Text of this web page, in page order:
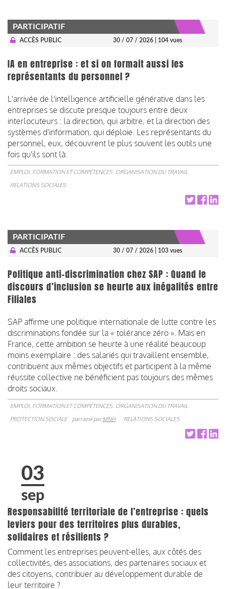
PARTICIPATIF
ACCÈS PUBLIC 30 / 07 / 2026 | 104 vues
IA en entreprise : et si on formait aussi les
représentants du personnel ?
L'arrivée de l'intelligence artificielle générative dans les
entreprises se discute presque toujours entre deux
interlocuteurs : la direction, qui arbitre, et la direction des
systèmes d'information, qui déploie. Les représentants du
personnel, eux, découvrent le plus souvent les outils une
fois qu'ils sont là.
EMPLOI, FORMATION ET COMPÉTENCES ORGANISATION DU TRAVAIL
RELATIONS SOCIALES
PARTICIPATIF
ACCÈS PUBLIC 30 / 07 / 2026 | 103 vues
Politique anti-discrimination chez SAP : Quand le
discours d’inclusion se heurte aux inégalités entre
Filiales
SAP affirme une politique internationale de lutte contre les
discriminations fondée sur la « tolérance zéro ». Mais en
France, cette ambition se heurte à une réalité beaucoup
moins exemplaire : des salariés qui travaillent ensemble,
contribuent aux mêmes objectifs et participent à la même
réussite collective ne bénéficient pas toujours des mêmes
droits sociaux.
EMPLOI, FORMATION ET COMPÉTENCES ORGANISATION DU TRAVAIL
PROTECTION SOCIALE
parrainé parMNH RELATIONS SOCIALES
03
sep
Responsabilité territoriale de l’entreprise : quels
leviers pour des territoires plus durables,
solidaires et résilients ?
Comment les entreprises peuvent-elles, aux côtés des
collectivités, des associations, des partenaires sociaux et
des citoyens, contribuer au développement durable de
leur territoire ?